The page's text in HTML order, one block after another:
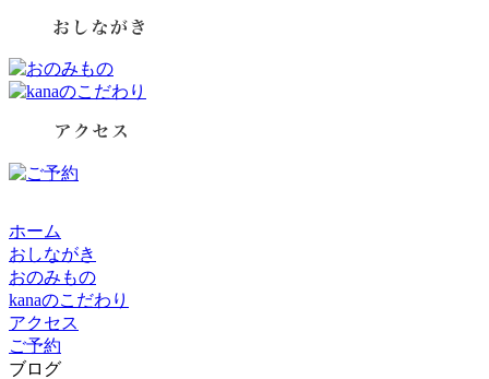
ホーム
おしながき
おのみもの
kanaのこだわり
アクセス
ご予約
ブログ